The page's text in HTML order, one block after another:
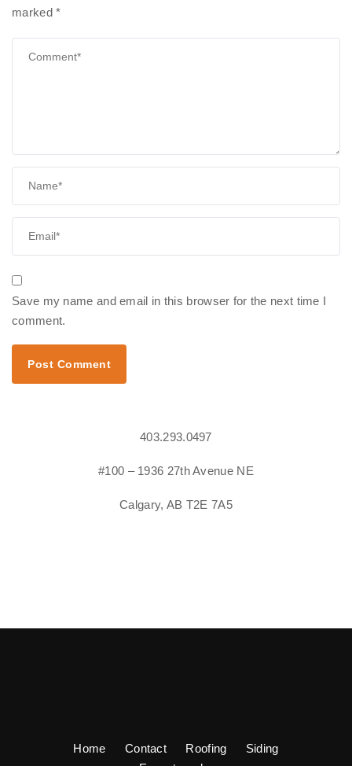
marked*
Save my name and email in this browser for the next time I
comment.
403.293.0497
#100 – 1936 27th Avenue NE
Calgary, AB T2E 7A5
Home Contact Roofing
Siding